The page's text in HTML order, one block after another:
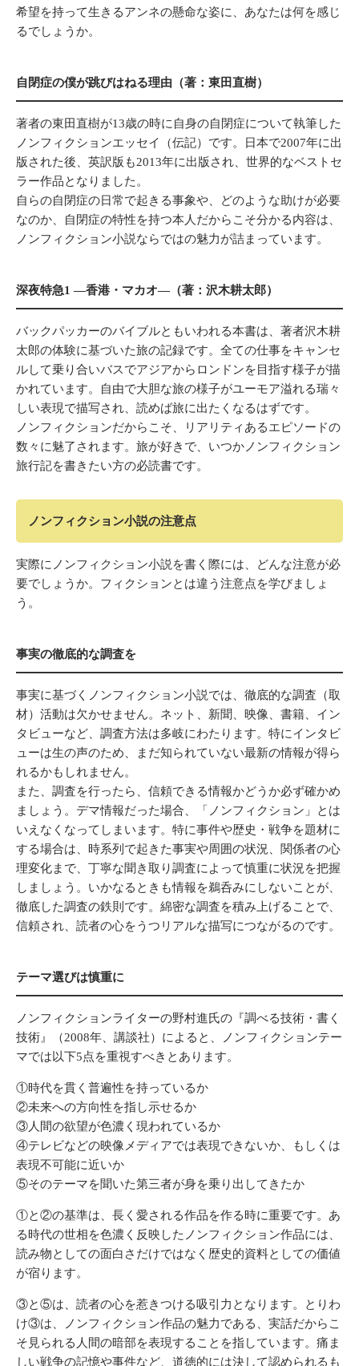
希望を持って生きるアンネの懸命な姿に、あなたは何を感じ
るでしょうか。
自閉症の僕が跳びはねる理由（著：東田直樹）
著者の東田直樹が13歳の時に自身の自閉症について執筆した
ノンフィクションエッセイ（伝記）です。日本で2007年に出
版された後、英訳版も2013年に出版され、世界的なベストセ
ラー作品となりました。
自らの自閉症の日常で起きる事象や、どのような助けが必要
なのか、自閉症の特性を持つ本人だからこそ分かる内容は、
ノンフィクション小説ならではの魅力が詰まっています。
深夜特急1 ―香港・マカオ―（著：沢木耕太郎）
バックパッカーのバイブルともいわれる本書は、著者沢木耕
太郎の体験に基づいた旅の記録です。全ての仕事をキャンセ
ルして乗り合いバスでアジアからロンドンを目指す様子が描
かれています。自由で大胆な旅の様子がユーモア溢れる瑞々
しい表現で描写され、読めば旅に出たくなるはずです。
ノンフィクションだからこそ、リアリティあるエピソードの
数々に魅了されます。旅が好きで、いつかノンフィクション
旅行記を書きたい方の必読書です。
ノンフィクション小説の注意点
実際にノンフィクション小説を書く際には、どんな注意が必
要でしょうか。フィクションとは違う注意点を学びましょ
う。
事実の徹底的な調査を
事実に基づくノンフィクション小説では、徹底的な調査（取
材）活動は欠かせません。ネット、新聞、映像、書籍、イン
タビューなど、調査方法は多岐にわたります。特にインタビ
ューは生の声のため、まだ知られていない最新の情報が得ら
れるかもしれません。
また、調査を行ったら、信頼できる情報かどうか必ず確かめ
ましょう。デマ情報だった場合、「ノンフィクション」とは
いえなくなってしまいます。特に事件や歴史・戦争を題材に
する場合は、時系列で起きた事実や周囲の状況、関係者の心
理変化まで、丁寧な聞き取り調査によって慎重に状況を把握
しましょう。いかなるときも情報を鵜呑みにしないことが、
徹底した調査の鉄則です。綿密な調査を積み上げることで、
信頼され、読者の心をうつリアルな描写につながるのです。
テーマ選びは慎重に
ノンフィクションライターの野村進氏の『調べる技術・書く
技術』（2008年、講談社）によると、ノンフィクションテー
マでは以下5点を重視すべきとあります。
①時代を貫く普遍性を持っているか
②未来への方向性を指し示せるか
③人間の欲望が色濃く現われているか
④テレビなどの映像メディアでは表現できないか、もしくは
表現不可能に近いか
⑤そのテーマを聞いた第三者が身を乗り出してきたか
①と②の基準は、長く愛される作品を作る時に重要です。あ
る時代の世相を色濃く反映したノンフィクション作品には、
読み物としての面白さだけではなく歴史的資料としての価値
が宿ります。
③と⑤は、読者の心を惹きつける吸引力となります。とりわ
け③は、ノンフィクション作品の魅力である、実話だからこ
そ見られる人間の暗部を表現することを指しています。痛ま
しい戦争の記憶や事件など、道徳的には決して認められるも